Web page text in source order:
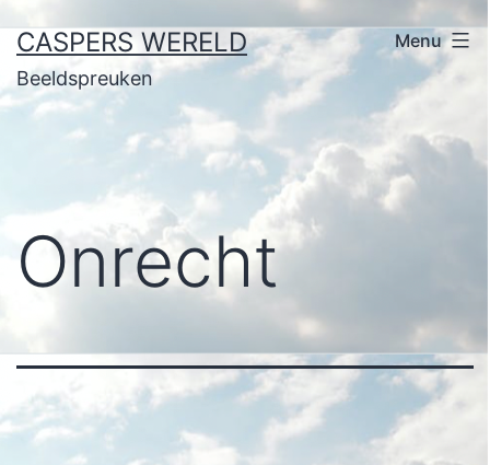
naar
de
CASPERS WERELD
Beeldspreuken
Menu
Onrecht